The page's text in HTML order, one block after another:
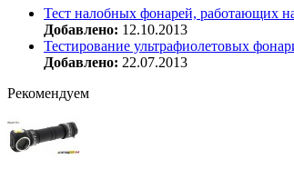
Тест налобных фонарей, работающих
Добавлено: 12.10.2013
Тестирование ультрафиолетовых
Добавлено: 22.07.2013
Рекомендуем